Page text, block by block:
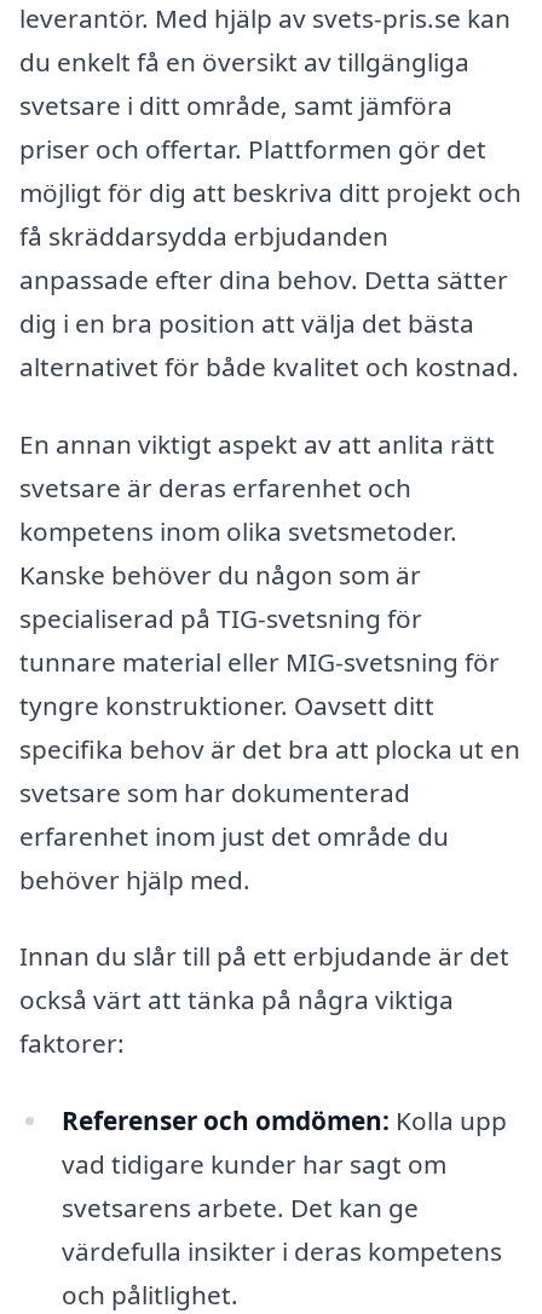
leverantör. Med hjälp av svets-pris.se kan
du enkelt få en översikt av tillgängliga
svetsare i ditt område, samt jämföra
priser och offertar. Plattformen gör det
möjligt för dig att beskriva ditt projekt och
få skräddarsydda erbjudanden
anpassade efter dina behov. Detta sätter
dig i en bra position att välja det bästa
alternativet för både kvalitet och kostnad.
En annan viktigt aspekt av att anlita rätt
svetsare är deras erfarenhet och
kompetens inom olika svetsmetoder.
Kanske behöver du någon som är
specialiserad på TIG-svetsning för
tunnare material eller MIG-svetsning för
tyngre konstruktioner. Oavsett ditt
specifika behov är det bra att plocka ut en
svetsare som har dokumenterad
erfarenhet inom just det område du
behöver hjälp med.
Innan du slår till på ett erbjudande är det
också värt att tänka på några viktiga
faktorer:
Referenser och omdömen: Kolla upp
vad tidigare kunder har sagt om
svetsarens arbete. Det kan ge
värdefulla insikter i deras kompetens
och pålitlighet.